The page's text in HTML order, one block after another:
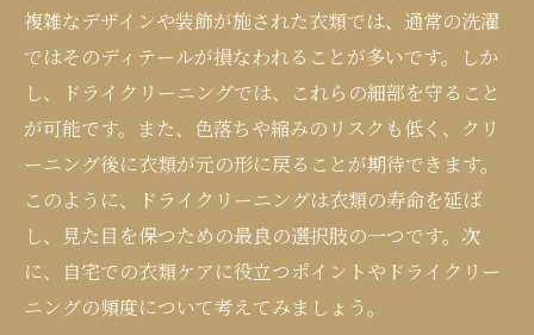
複雑なデザインや装飾が施された衣類では、通常の洗濯
ではそのディテールが損なわれることが多いです。しか
し、ドライクリーニングでは、これらの細部を守ること
が可能です。また、色落ちや縮みのリスクも低く、クリ
ーニング後に衣類が元の形に戻ることが期待できます。
このように、ドライクリーニングは衣類の寿命を延ば
し、見た目を保つための最良の選択肢の一つです。次
に、自宅での衣類ケアに役立つポイントやドライクリー
ニングの頻度について考えてみましょう。